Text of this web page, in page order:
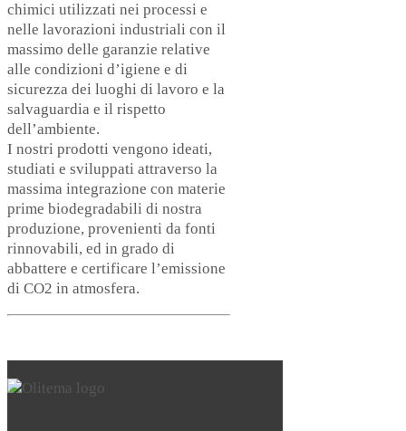
chimici utilizzati nei processi e
nelle lavorazioni industriali con il
massimo delle garanzie relative
alle condizioni d’igiene e di
sicurezza dei luoghi di lavoro e la
salvaguardia e il rispetto
dell’ambiente.
I nostri prodotti vengono ideati,
studiati e sviluppati attraverso la
massima integrazione con materie
prime biodegradabili di nostra
produzione, provenienti da fonti
rinnovabili, ed in grado di
abbattere e certificare l’emissione
di CO2 in atmosfera.